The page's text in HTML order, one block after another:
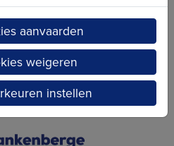
aanvaarden
weigeren
instellen